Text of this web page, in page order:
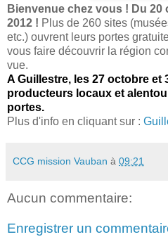
Bienvenue chez vous ! Du 20
2012 ! Plus de 260 sites
etc.) ouvrent leurs portes
vous faire découvrir la région
vue.
A Guillestre, les 27 octobre et
producteurs locaux et
portes.
Plus d'info en cliquant sur :
CCG mission Vauban à 09:21
Aucun commentaire:
Enregistrer un